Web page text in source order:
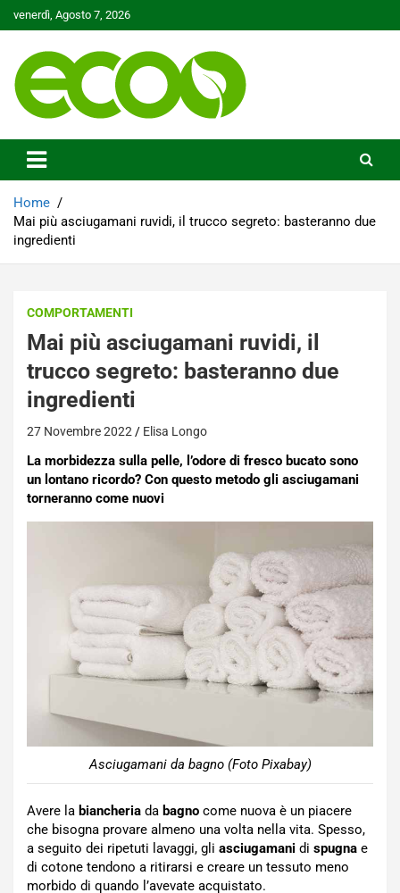
to
venerdì, Agosto 7, 2026
Ecoo.it
Home
Mai più asciugamani ruvidi, il trucco segreto: basteranno due
ingredienti
COMPORTAMENTI
Mai più asciugamani ruvidi, il
trucco segreto: basteranno due
ingredienti
27 Novembre 2022 Elisa Longo
La morbidezza sulla pelle, l’odore di fresco bucato sono
un lontano ricordo? Con questo metodo gli asciugamani
torneranno come nuovi
Asciugamani da bagno (Foto Pixabay)
Avere la biancheria da bagno come nuova è un piacere
che bisogna provare almeno una volta nella vita. Spesso,
a seguito dei ripetuti lavaggi, gli asciugamani di spugna e
di cotone tendono a ritirarsi e creare un tessuto meno
morbido di quando l’avevate acquistato.